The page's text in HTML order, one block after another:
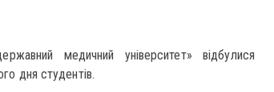
медичний університет» відбулися
дня студентів.